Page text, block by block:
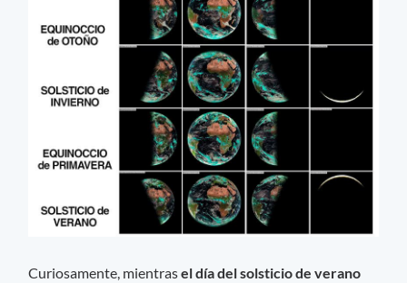
Curiosamente, mientrasel día del solsticio de verano